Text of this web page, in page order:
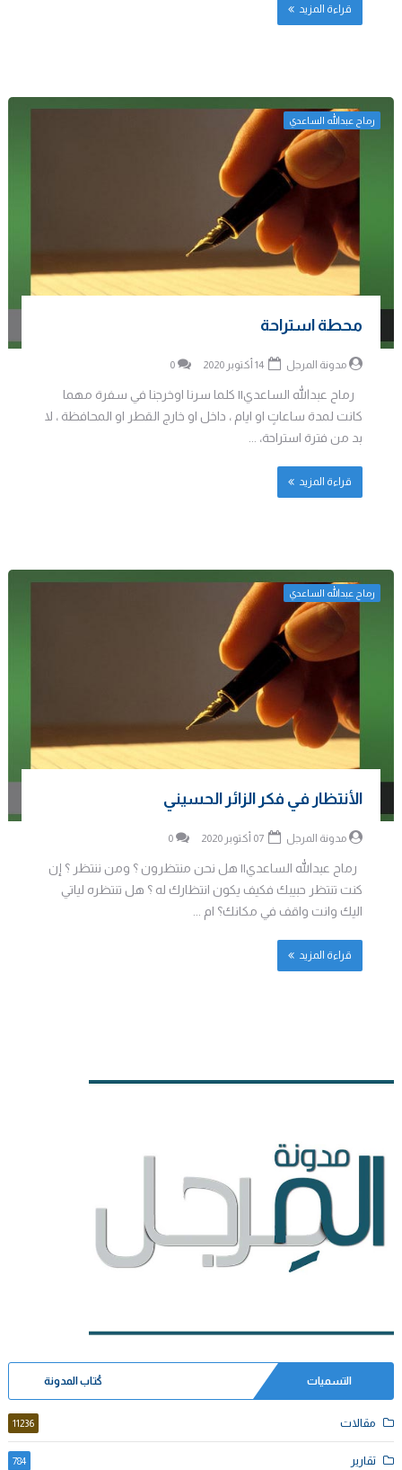
قراءة المزيد
رماح عبدالله الساعدي
محطة استراحة
مدونة المرجل 0
رماح عبدالله الساعدي|| كلما سرنا اوخرجنا في سفرة مهما
كانت لمدة ساعاتٍ او ايام ، داخل او خارج القطر او المحافظة ، لا
بد من فترة استراحة، ...
قراءة المزيد
رماح عبدالله الساعدي
الأنتظار في فكر الزائر الحسيني
مدونة المرجل 0
رماح عبدالله الساعدي|| هل نحن منتظرون ؟ ومن ننتظر ؟ إن
كنت تنتظر حبيبك فكيف يكون انتظارك له ؟ هل تنتظره لياتي
اليك وانت واقف في مكانك؟ ام ...
قراءة المزيد
التسميات كُتاب المدونة
مقالات 11236
تقارير 784